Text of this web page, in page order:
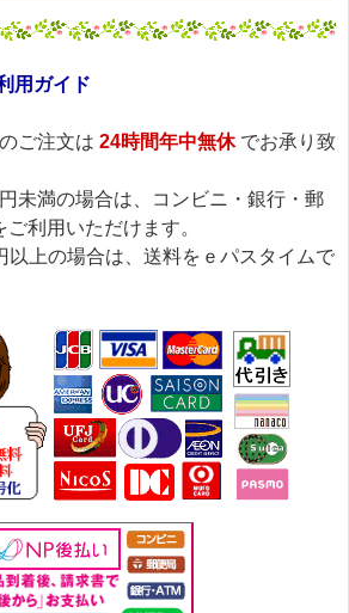
用ガイド
ご注文は 24時間年中無休でお承り致
未満の場合は、コンビニ・銀行・郵
ご利用いただけます。
以上の場合は、送料をｅパスタイムで